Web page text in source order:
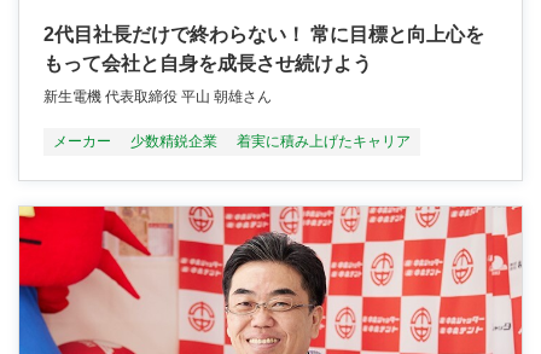
2代目社長だけで終わらない！ 常に目標と向上心を
もって会社と自身を成長させ続けよう
新生電機 代表取締役 平山 朝雄さん
メーカー 少数精鋭企業 着実に積み上げたキャリア